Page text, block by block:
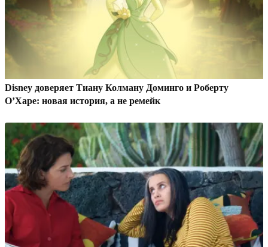
Disney доверяет Тиану Колману Доминго и Роберту
О’Харе: новая история, а не ремейк